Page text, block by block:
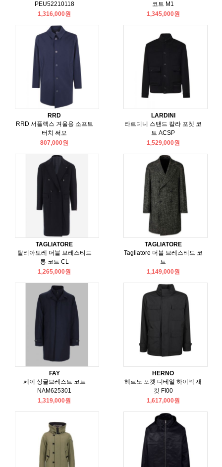
PEU52210118
1,316,000원
코트 M1
1,345,000원
RRD
RRD 서플렉스 겨울용 소프트
터치 써모
807,000원
LARDINI
라르디니 스탠드 칼라 포켓 코
트 ACSP
1,529,000원
TAGLIATORE
탈리아토레 더블 브레스티드
롱 코트 CL
1,265,000원
TAGLIATORE
Tagliatore 더블 브레스티드 코
트
1,149,000원
FAY
페이 싱글브레스트 코트
NAM625301
1,319,000원
HERNO
헤르노 포켓 디테일 하이넥 재
킷 FI00
1,617,000원